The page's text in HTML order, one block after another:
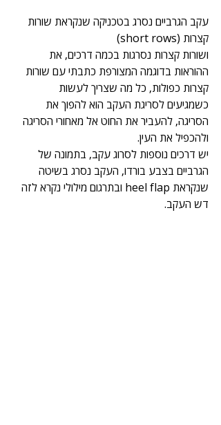
עקב הגרביים נסרג בטכניקה שנקראת שורות
קצרות (short rows)
ושורות קצרות נסרגות בכמה דרכים, את
ההוראות בדוגמה המצורפת כתבתי עם שורות
קצרות כפולות, כל מה שצריך לעשות
כשמגיעים לסריגת העקב הוא להפוך את
הסריגה, להעביר את החוט אל מאחורי הסריגה
ולהכפיל את העין.
יש דרכים נוספות לסרוג עקב, בתמונה של
הגרביים בצבע בורדו, העקב נסרג בשיטה
שנקראת heel flap ובתרגום מילולי נקרא לזה
דש העקב.